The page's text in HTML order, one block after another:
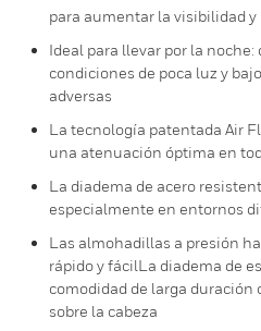
para aumentar la visibilidad y
Ideal para llevar por la noche:
condiciones de poca luz y
adversas
La tecnología patentada Air
una atenuación óptima en
La diadema de acero
especialmente en entornos
Las almohadillas a presión
rápido y fácilLa diadema de
comodidad de larga
sobre la cabeza